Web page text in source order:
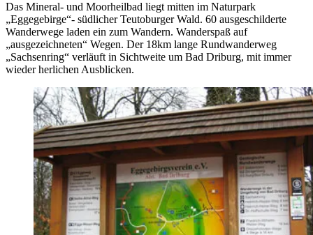
Das Mineral- und Moorheilbad liegt mitten im Naturpark
„Eggegebirge“- südlicher Teutoburger Wald. 60 ausgeschilderte
Wanderwege laden ein zum Wandern. Wanderspaß auf
„ausgezeichneten“ Wegen. Der 18km lange Rundwanderweg
„Sachsenring“ verläuft in Sichtweite um Bad Driburg, mit immer
wieder herlichen Ausblicken.